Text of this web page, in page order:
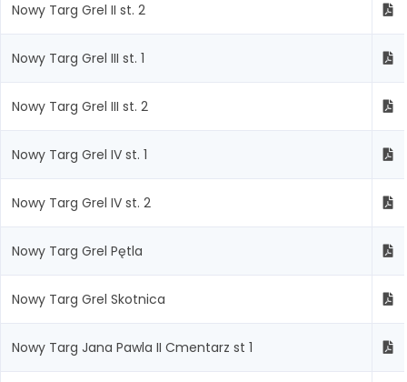
Nowy Targ Grel II st. 2
Nowy Targ Grel III st. 1
Nowy Targ Grel III st. 2
Nowy Targ Grel IV st. 1
Nowy Targ Grel IV st. 2
Nowy Targ Grel Pętla
Nowy Targ Grel Skotnica
Nowy Targ Jana Pawla II Cmentarz st 1